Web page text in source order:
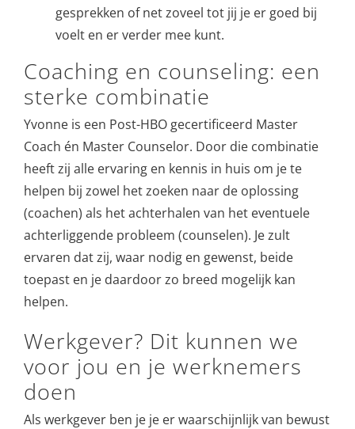
gesprekken of net zoveel tot jij je er goed bij
voelt en er verder mee kunt.
Coaching en counseling: een
sterke combinatie
Yvonne is een Post-HBO gecertificeerd Master
Coach én Master Counselor. Door die combinatie
heeft zij alle ervaring en kennis in huis om je te
helpen bij zowel het zoeken naar de oplossing
(coachen) als het achterhalen van het eventuele
achterliggende probleem (counselen). Je zult
ervaren dat zij, waar nodig en gewenst, beide
toepast en je daardoor zo breed mogelijk kan
helpen.
Werkgever? Dit kunnen we
voor jou en je werknemers
doen
Als werkgever ben je je er waarschijnlijk van bewust